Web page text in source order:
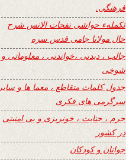
فرهنگی.
تکملهء حواشی نفحات الانس شرح
حال مولانا جامی قدس سره
جالب ، دیدنی ،خواندنی ، معلوماتی و
شوخی
جدول کلمات متقاطع ، معما ها و سایر
سرگرمی های فکری
جرم ، جنایت ، خونریزی و بی امنیتی
در کشور
جوانان و کودکان